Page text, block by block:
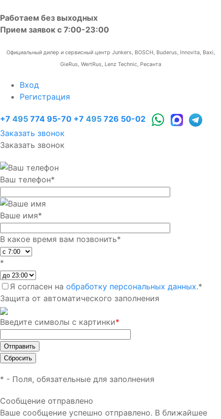
Работаем без выходных
Прием заявок с 7:00-23:00
Официальный дилер и сервисный центр Junkers, BOSCH, Buderus, Innovita, Baxi,
GieRus, WertRus, Lenz Technic, Ресанта
Вход
Регистрация
+7 495 774 95-70 +7 495 726 50-02
Заказать звонок
Заказать звонок
Ваш телефон*
Ваше имя*
В какое время вам позвонить*
*
Я согласен на обработку персональных данных.*
Защита от автоматического заполнения
Введите символы с картинки*
* - Поля, обязательные для заполнения
Сообщение отправлено
Ваше сообщение успешно отправлено. В ближайшее